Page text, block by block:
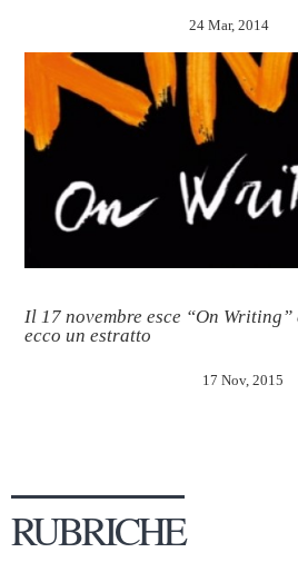
24 Mar, 2014
Il 17 novembre esce “On
ecco un estratto
17 Nov, 2015
RUBRICHE